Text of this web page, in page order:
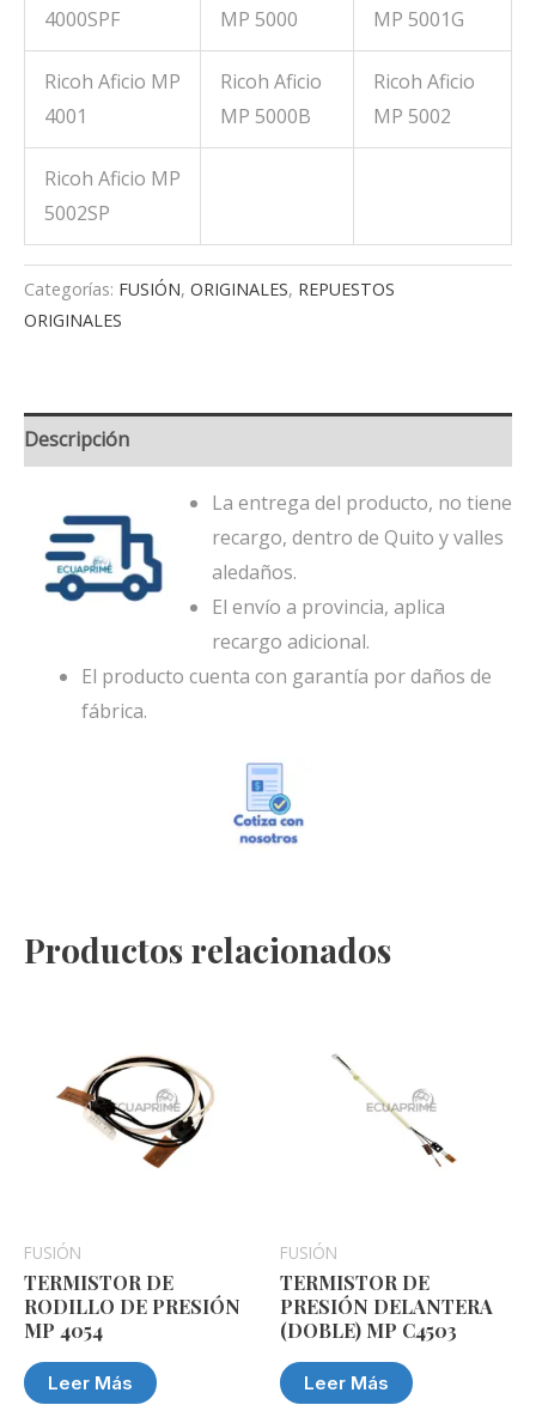
4000SPF
MP 5000
MP 5001G
Ricoh Aficio MP
4001
Ricoh Aficio
MP 5000B
Ricoh Aficio
MP 5002
Ricoh Aficio MP
5002SP
Categorías: FUSIÓN, ORIGINALES, REPUESTOS
ORIGINALES
Descripción
La entrega del producto, no tiene
recargo, dentro de Quito y valles
aledaños.
El envío a provincia, aplica
recargo adicional.
El producto cuenta con garantía por daños de
fábrica.
Productos relacionados
FUSIÓN
TERMISTOR DE
RODILLO DE PRESIÓN
MP 4054
Leer Más
FUSIÓN
TERMISTOR DE
PRESIÓN DELANTERA
(DOBLE) MP C4503
Leer Más